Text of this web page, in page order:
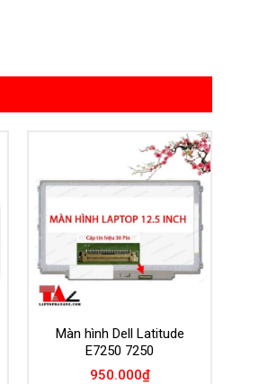
Add to
Màn hình Dell Latitude
E7250 7250
950.000₫